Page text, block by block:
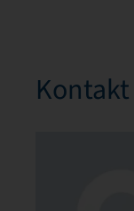
Kontakt